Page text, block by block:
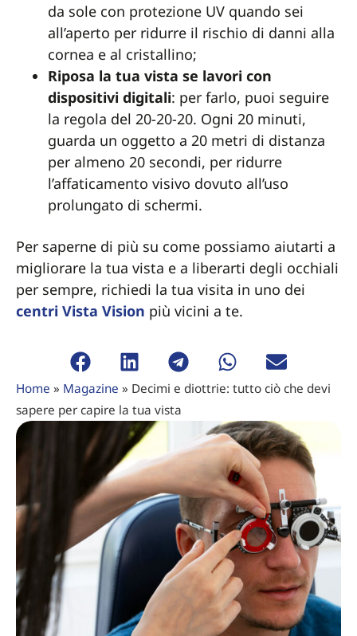
Home » Magazine » Decimi e diottrie: tutto ciò che devi
sapere per capire la tua vista
da sole con protezione UV quando sei
all’aperto per ridurre il rischio di danni alla
cornea e al cristallino;
Riposa la tua vista se lavori con
dispositivi digitali: per farlo, puoi seguire
la regola del 20-20-20. Ogni 20 minuti,
guarda un oggetto a 20 metri di distanza
per almeno 20 secondi, per ridurre
l’affaticamento visivo dovuto all’uso
prolungato di schermi.
Per saperne di più su come possiamo aiutarti a
migliorare la tua vista e a liberarti degli occhiali
per sempre, richiedi la tua visita in uno dei
centri Vista Vision più vicini a te.